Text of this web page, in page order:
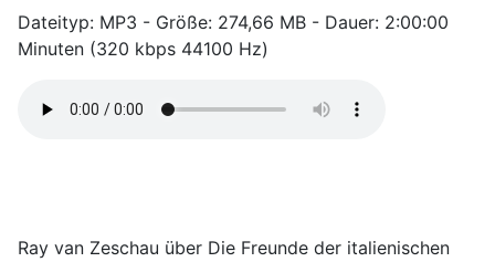
Dateityp: MP3 - Größe: 274,66 MB - Dauer: 2:00:00
Minuten (320 kbps 44100 Hz)
Ray van Zeschau über Die Freunde der italienischen